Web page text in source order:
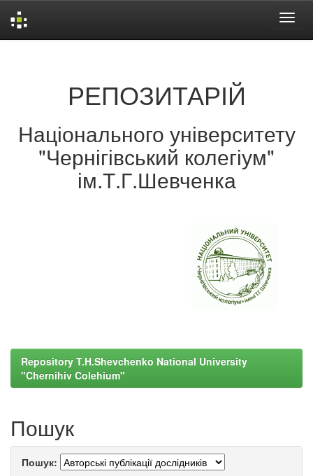
РЕПОЗИТАРІЙ
Національного університету
"Чернігівський колегіум"
ім.Т.Г.Шевченка
Repository T.H.Shevchenko National University
"Chernihiv Colehium"
Пошук
Пошук: